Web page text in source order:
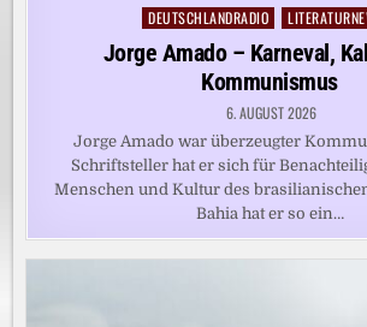
Posted
DEUTSCHLANDRADIO
Jorge Amado – Karneval,
Kommunismus
6. AUGUST 2026
Jorge Amado war überzeugter
Schriftsteller hat er sich für
Menschen und Kultur des
Bahia hat er so ein…